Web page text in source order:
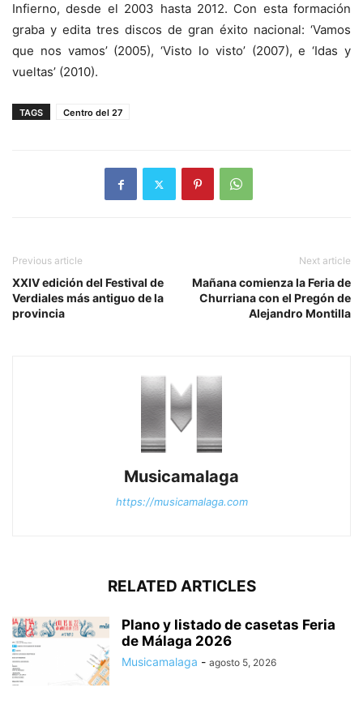
Infierno, desde el 2003 hasta 2012. Con esta formación
graba y edita tres discos de gran éxito nacional: ‘Vamos
que nos vamos’ (2005), ‘Visto lo visto’ (2007), e ‘Idas y
vueltas’ (2010).
TAGS Centro del 27
Previous article
XXIV edición del Festival de
Verdiales más antiguo de la
provincia
Next article
Mañana comienza la Feria de
Churriana con el Pregón de
Alejandro Montilla
Musicamalaga
https://musicamalaga.com
RELATED ARTICLES
Plano y listado de casetas Feria
de Málaga 2026
Musicamalaga - agosto 5, 2026